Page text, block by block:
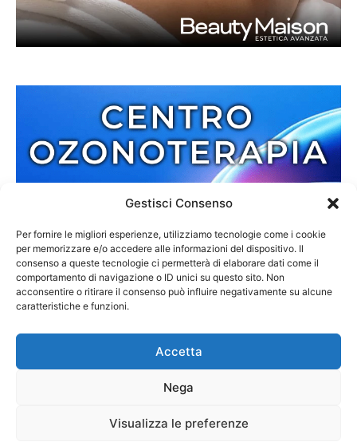
Gestisci Consenso
Per fornire le migliori esperienze, utilizziamo tecnologie come i cookie
per memorizzare e/o accedere alle informazioni del dispositivo. Il
consenso a queste tecnologie ci permetterà di elaborare dati come il
comportamento di navigazione o ID unici su questo sito. Non
acconsentire o ritirare il consenso può influire negativamente su alcune
caratteristiche e funzioni.
Accetta
Nega
Visualizza le preferenze
Contatti Cookie Policy Privacy Policy